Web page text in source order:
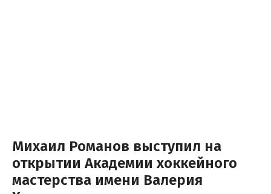
Михаил Романов выступил на
открытии Академии хоккейного
мастерства имени Валерия